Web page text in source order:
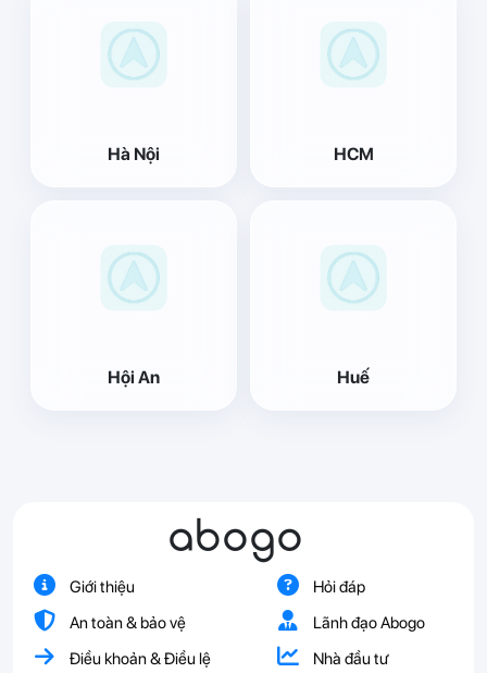
Hà Nội HCM
Hội An Huế
abogo
Giới thiệu
An toàn & bảo vệ
Điều khoản & Điều lệ
Hỏi đáp
Lãnh đạo Abogo
Nhà đầu tư